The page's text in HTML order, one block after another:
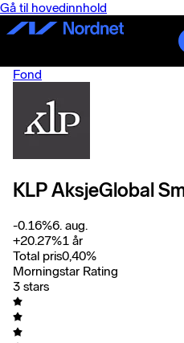
Gå til hovedinnhold
Fond
KLP AksjeGlobal
-0.16%6. aug.
+20.27%1 år
Total pris0,40%
Morningstar Rating
3 stars